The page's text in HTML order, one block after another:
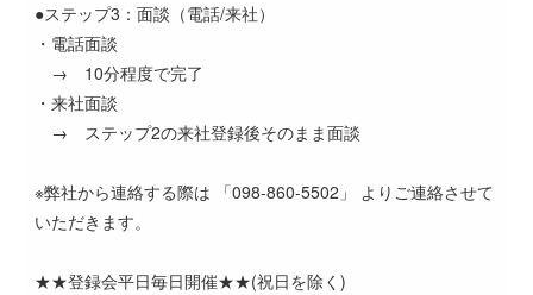
●ステップ3：面談（電話/来社）
・電話面談
→ 10分程度で完了
・来社面談
→ ステップ2の来社登録後そのまま面談
※弊社から連絡する際は 「098-860-5502」 よりご連絡させて
いただきます。
★★登録会平日毎日開催★★(祝日を除く)